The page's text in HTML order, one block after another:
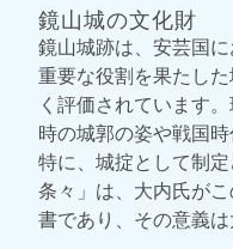
鏡山城の文化財
鏡山城跡は、安芸国
重要な役割を果たし
く評価されています
時の城郭の姿や戦国
特に、城掟として制
条々」は、大内氏が
書であり、その意義は